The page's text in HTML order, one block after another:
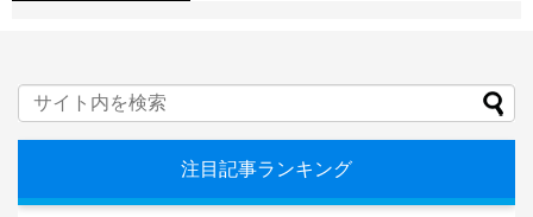
注目記事ランキング